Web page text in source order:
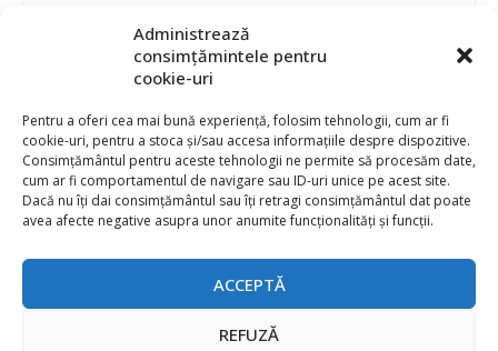
Administrează
consimțămintele pentru
cookie-uri
Pentru a oferi cea mai bună experiență, folosim tehnologii, cum ar fi
cookie-uri, pentru a stoca și/sau accesa informațiile despre dispozitive.
Consimțământul pentru aceste tehnologii ne permite să procesăm date,
cum ar fi comportamentul de navigare sau ID-uri unice pe acest site.
Dacă nu îți dai consimțământul sau îți retragi consimțământul dat poate
avea afecte negative asupra unor anumite funcționalități și funcții.
ACCEPTĂ
REFUZĂ
Analog Devices
Anritsu Corporation
Ansys
APS
Arduino
Arm
Asentics
ASM
ATEN International
Contact
Publicitate
Abonament la revista “Electronica Azi”